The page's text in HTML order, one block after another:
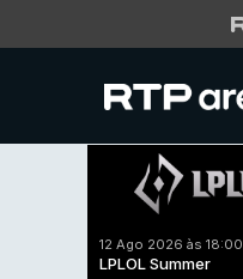
12 Ago 2026 às 18:00
LPLOL Summer